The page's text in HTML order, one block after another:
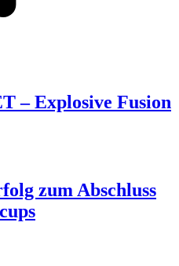
– Explosive Fusion
zum Abschluss